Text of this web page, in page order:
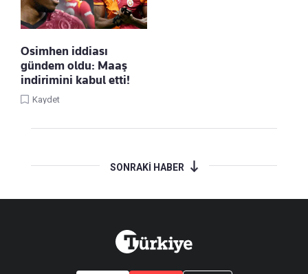
Osimhen iddiası
gündem oldu: Maaş
indirimini kabul etti!
Kaydet
SONRAKİ HABER